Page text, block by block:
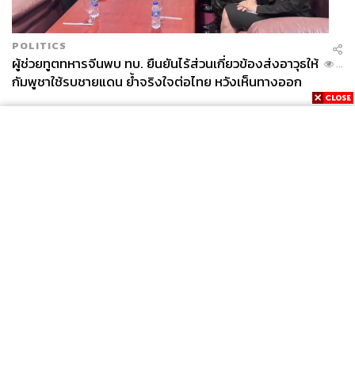
POLITICS
ผู้ช่วยทูตทหารจีนพบ ทบ. ยืนยันไร้ส่วนเกี่ยวข้องส่งอาวุธให้
กัมพูชาใช้รบชายแดน ย้ำจริงใจต่อไทย หวังเห็นทางออก
สันติวิธี
...